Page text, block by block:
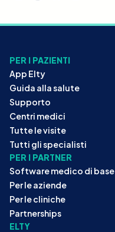
PER I PAZIENTI
App Elty
Guida alla salute
Supporto
Centri medici
Tutte le visite
Tutti gli specialisti
PER I PARTNER
Software medico di base
Per le aziende
Per le cliniche
Partnerships
ELTY